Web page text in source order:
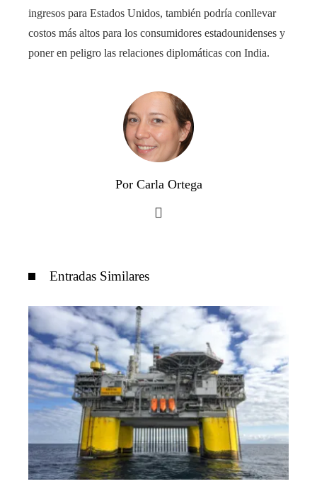
ingresos para Estados Unidos, también podría conllevar
costos más altos para los consumidores estadounidenses y
poner en peligro las relaciones diplomáticas con India.
Por Carla Ortega
Entradas Similares